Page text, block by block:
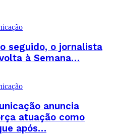
seguido, o jornalista
à Semana…
anuncia
atuação como
após…